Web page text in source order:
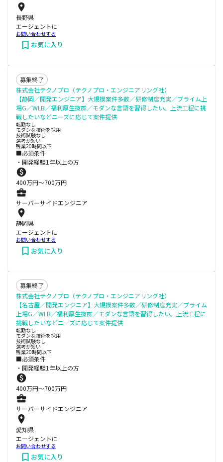
長野県
エージェントに
お問い合わせする
お気に入り
募集終了
株式会社テクノプロ（テクノプロ・エンジニアリング社）
【静岡／開発エンジニア】大規模案件多数／研修制度充実／プライム上
場G／WLB／福利厚生抜群／モダンな言語を習得したい。上流工程に挑
戦したいなどニーズに応じて案件提供
転勤なし
モダンな技術を採用
技術試験なし
選考が短い
残業20時間以下
■必須条件
・開発経験1年以上の方
400万円〜700万円
サーバーサイドエンジニア
静岡県
エージェントに
お問い合わせする
お気に入り
募集終了
株式会社テクノプロ（テクノプロ・エンジニアリング社）
【名古屋／開発エンジニア】大規模案件多数／研修制度充実／プライム
上場G／WLB／福利厚生抜群／モダンな言語を習得したい。上流工程に
挑戦したいなどニーズに応じて案件提供
転勤なし
モダンな技術を採用
技術試験なし
選考が短い
残業20時間以下
■必須条件
・開発経験1年以上の方
400万円〜700万円
サーバーサイドエンジニア
愛知県
エージェントに
お問い合わせする
お気に入り